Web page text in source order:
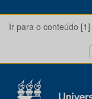
Ir para o conteúdo [1]